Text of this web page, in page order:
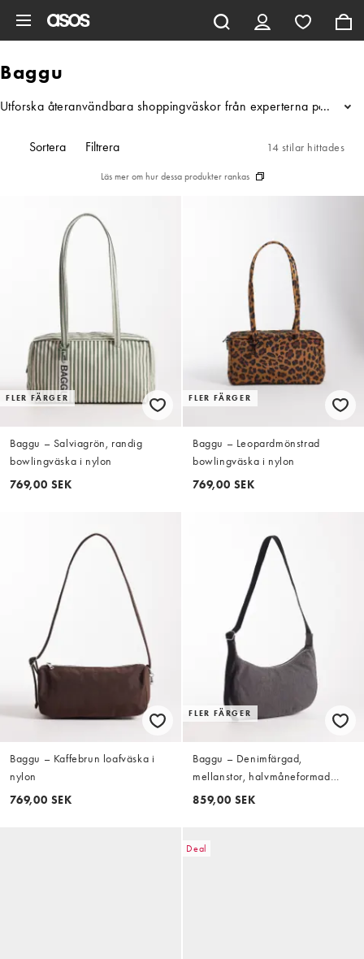
Baggu
Utforska återanvändbara shoppingväskor från experterna på...
Sortera Filtrera 14 stilar hittades
Läs mer om hur dessa produkter rankas
FLER FÄRGER
Baggu – Salviagrön, randig
bowlingväska i nylon
769,00 SEK
FLER FÄRGER
Baggu – Leopardmönstrad
bowlingväska i nylon
769,00 SEK
Baggu – Kaffebrun loafväska i
nylon
769,00 SEK
FLER FÄRGER
Baggu – Denimfärgad,
mellanstor, halvmåneformad
väska
859,00 SEK
Deal